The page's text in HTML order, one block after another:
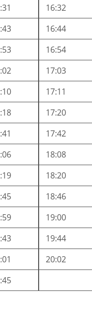
16:32
16:44
16:54
17:03
17:11
17:20
17:42
18:08
18:20
18:46
19:00
19:44
20:02